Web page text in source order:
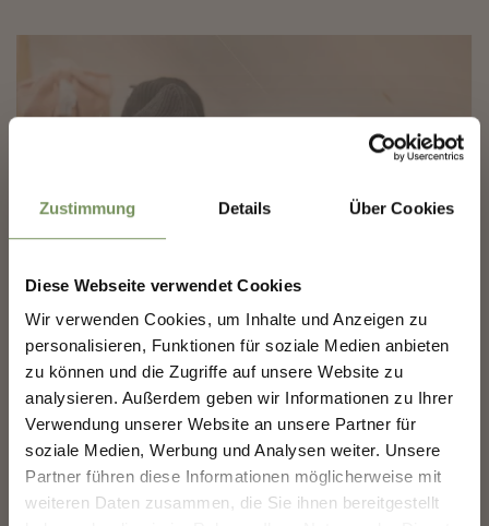
Zustimmung Details Über Cookies
Diese Webseite verwendet Cookies
Wir verwenden Cookies, um Inhalte und Anzeigen zu
personalisieren, Funktionen für soziale Medien anbieten
zu können und die Zugriffe auf unsere Website zu
analysieren. Außerdem geben wir Informationen zu Ihrer
Verwendung unserer Website an unsere Partner für
soziale Medien, Werbung und Analysen weiter. Unsere
Partner führen diese Informationen möglicherweise mit
weiteren Daten zusammen, die Sie ihnen bereitgestellt
Solidarietà & artigianato
C'è una buona dose di solidarietà in ogni progetto:
Le associazioni e le organizzazioni che si presenteranno
✖
COSTRUIAMO INSIEME IL
FUTURO DI MERANO.
COSTRUIAMO INSIEME IL FUTURO DI
MERANO.
La tua opinione conta. Scansiona, condividi, fai la
differenza.